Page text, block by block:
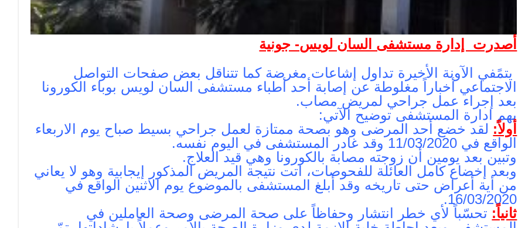
أصدرت إدارة مستشفى السان لويس- جونية
يتمًفي الآونة الأخيرة تداول إشاعات مغرضة كما تتناقل بعض صفحات التواصل
الاجتماعي أخباراً مغلوطة عن إصابة أحد أطباء مستشفى السان لويس بوباء الكورونا
بعد إجراء عمل جراحي لمريض مصاب.
يهم ادارة المستشفى توضيح الآتي:
أولاً: لقد خضع أحد المرضى وهو بصحة ممتازة لعمل جراحي بسيط صباح يوم الاربعاء
الواقع في 11/03/2020 وقد غادر المستشفى في اليوم نفسه.
وتبين بعد يومين أن زوجته مصابة بالكورونا وهي قيد العلاج.
وبعد إخضاع كامل العائلة للفحوصات، اتت نتيجة المريض المذكور إيجابية وهو لا يعاني
من أية أعراض حتى تاريخه وقد أبلغ المستشفى بالموضوع يوم الاثنين الواقع في
16/03/2020.
ثانياً: تحسّباً لأي خطر انتشار وحفاظاً على صحة المرضى وصحة العاملين في